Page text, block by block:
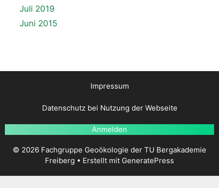
Juli 2019
Juni 2015
Impressum
Datenschutz bei Nutzung der Webseite
Anmelden
© 2026 Fachgruppe Geoökologie der TU Bergakademie
Freiberg • Erstellt mit GeneratePress